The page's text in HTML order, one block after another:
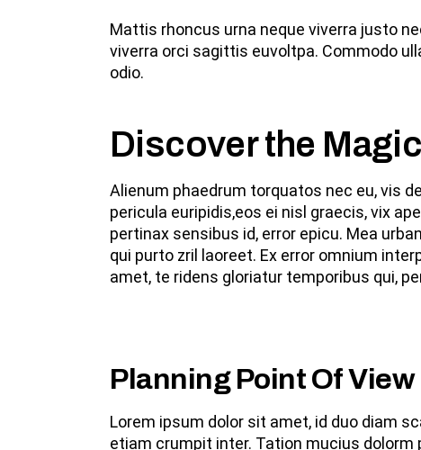
Mattis rhoncus urna neque viverra justo
viverra orci sagittis euvoltpa. Commodo
odio.
Discover the Magic
Alienum phaedrum torquatos nec eu, vis
pericula euripidis,eos ei nisl graecis, vix
pertinax sensibus id, error epicu. Mea
qui purto zril laoreet. Ex error omnium
amet, te ridens gloriatur temporibus qui,
Planning Point Of View
Lorem ipsum dolor sit amet, id duo diam
etiam crumpit inter. Tation mucius